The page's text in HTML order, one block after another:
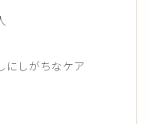
にしがちなケア